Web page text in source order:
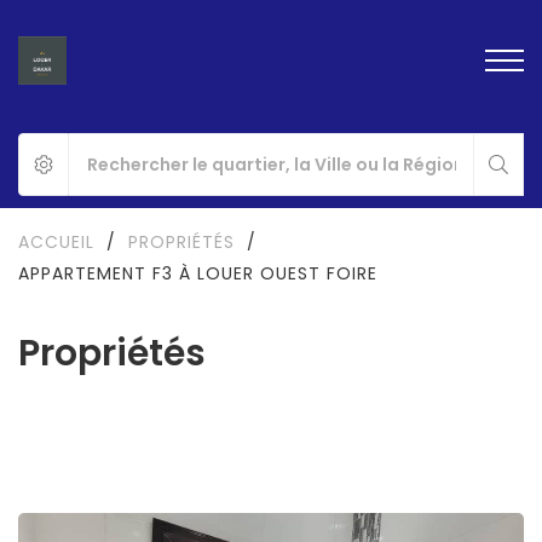
Propriétés
ACCUEIL / PROPRIÉTÉS
/
APPARTEMENT F3 À LOUER OUEST FOIRE